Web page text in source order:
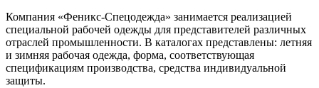
Компания «Феникс-Спецодежда» занимается реализацией
специальной рабочей одежды для представителей различных
отраслей промышленности. В каталогах представлены: летняя
и зимняя рабочая одежда, форма, соответствующая
спецификациям производства, средства индивидуальной
защиты.